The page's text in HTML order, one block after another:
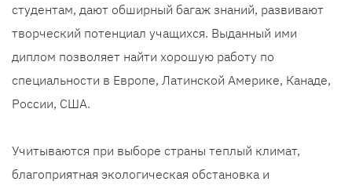
студентам, дают обширный багаж знаний, развивают
творческий потенциал учащихся. Выданный ими
диплом позволяет найти хорошую работу по
специальности в Европе, Латинской Америке, Канаде,
России, США.
Учитываются при выборе страны теплый климат,
благоприятная экологическая обстановка и